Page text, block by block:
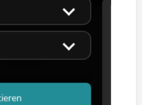
GUIL PTA-440/50-80
Teleskopfuß
No. 8070288E
Wird für Sie bestellt